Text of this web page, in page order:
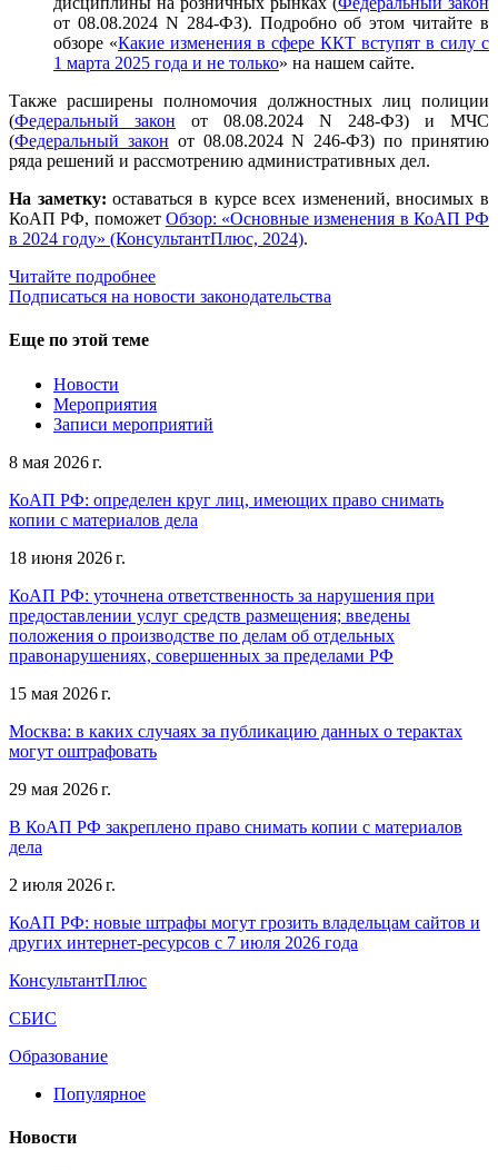
от 08.08.2024 N 284-ФЗ). Подробно об этом читайте в
обзоре «Какие изменения в сфере ККТ вступят в силу с
1 марта 2025 года и не только» на нашем сайте.
Также расширены полномочия должностных лиц полиции
(Федеральный закон от 08.08.2024 N 248-ФЗ) и МЧС
(Федеральный закон от 08.08.2024 N 246-ФЗ) по принятию
ряда решений и рассмотрению административных дел.
На заметку: оставаться в курсе всех изменений, вносимых в
КоАП РФ, поможет Обзор: «Основные изменения в КоАП РФ
в 2024 году» (КонсультантПлюс, 2024).
Читайте подробнее
Подписаться на новости законодательства
Еще по этой теме
Новости
Мероприятия
Записи мероприятий
8 мая 2026 г.
КоАП РФ: определен круг лиц, имеющих право снимать
копии с материалов дела
18 июня 2026 г.
КоАП РФ: уточнена ответственность за нарушения при
предоставлении услуг средств размещения; введены
положения о производстве по делам об отдельных
правонарушениях, совершенных за пределами РФ
15 мая 2026 г.
Москва: в каких случаях за публикацию данных о терактах
могут оштрафовать
29 мая 2026 г.
В КоАП РФ закреплено право снимать копии с материалов
дела
2 июля 2026 г.
КоАП РФ: новые штрафы могут грозить владельцам сайтов и
других интернет-ресурсов с 7 июля 2026 года
КонсультантПлюс
СБИС
Образование
Популярное
Новости